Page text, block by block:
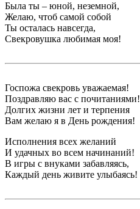
Была ты – юной, неземной,
Желаю, чтоб самой собой
Ты осталась навсегда,
Свекровушка любимая моя!
Госпожа свекровь уважаемая!
Поздравляю вас с почитаниями!
Долгих жизни лет и терпения
Вам желаю я в День рождения!
Исполнения всех желаний
И удачных во всем начинаний!
В игры с внуками забавляясь,
Каждый день живите улыбаясь!